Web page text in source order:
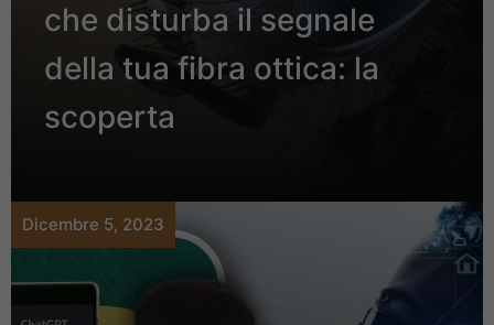
che disturba il segnale
della tua fibra ottica: la
scoperta
Dicembre 5, 2023